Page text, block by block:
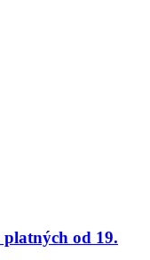
od 19.